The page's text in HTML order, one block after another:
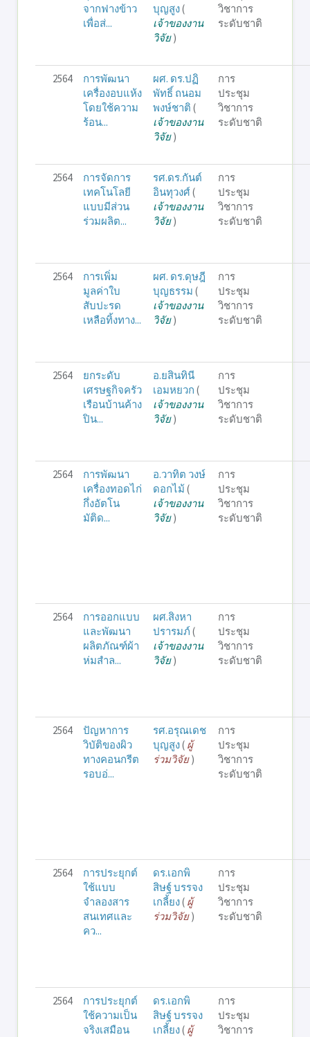
จากฟางข้าว
เพื่อส่...
บุญสูง(
เจ้าของงาน
วิจัย)
วิชาการ
ระดับชาติ
2564
การพัฒนา
เครื่องอบแห้ง
โดยใช้ความ
ร้อน...
ผศ. ดร.ปฏิ
พัทธิ์ ถนอม
พงษ์ชาติ (
เจ้าของงาน
วิจัย)
การ
ประชุม
วิชาการ
ระดับชาติ
2564
การจัดการ
เทคโนโลยี
แบบมีส่วน
ร่วมผลิต...
รศ.ดร.กันต์
อินทุวงศ์(
เจ้าของงาน
วิจัย)
การ
ประชุม
วิชาการ
ระดับชาติ
2564
การเพิ่ม
มูลค่าใบ
สับปะรด
เหลือทิ้งทาง...
ผศ. ดร.ดุษฎี
บุญธรรม (
เจ้าของงาน
วิจัย)
การ
ประชุม
วิชาการ
ระดับชาติ
2564
ยกระดับ
เศรษฐกิจครัว
เรือนบ้านค้าง
ปิน...
อ.ยสินทินี
เอมหยวก (
เจ้าของงาน
วิจัย)
การ
ประชุม
วิชาการ
ระดับชาติ
2564
การพัฒนา
เครื่องทอดไก่
กึ่งอัตโน
มัติด...
อ.วาทิต วงษ์
ดอกไม้(
เจ้าของงาน
วิจัย)
การ
ประชุม
วิชาการ
ระดับชาติ
2564
การออกแบบ
และพัฒนา
ผลิตภัณฑ์ผ้า
ห่มสำล...
ผศ.สิงหา
ปรารมภ์(
เจ้าของงาน
วิจัย)
การ
ประชุม
วิชาการ
ระดับชาติ
2564
ปัญหาการ
วิบัติของผิว
ทางคอนกรีต
รอบอ่...
รศ.อรุณเดช
บุญสูง( ผู้
ร่วมวิจัย)
การ
ประชุม
วิชาการ
ระดับชาติ
2564
การประยุกต์
ใช้แบบ
จำลองสาร
สนเทศและ
คว...
ดร.เอกพิ
สิษฐ์ บรรจง
เกลี้ยง( ผู้
ร่วมวิจัย)
การ
ประชุม
วิชาการ
ระดับชาติ
2564
การประยุกต์
ใช้ความเป็น
จริงเสมือน
ดร.เอกพิ
สิษฐ์ บรรจง
เกลี้ยง( ผู้
การ
ประชุม
วิชาการ